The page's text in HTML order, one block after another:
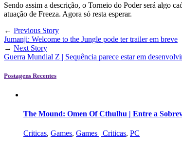
Sendo assim a descrição, o Torneio do Poder será algo
atuação de Freeza. Agora só resta esperar.
← Previous Story
Jumanji: Welcome to the Jungle pode ter trailer em breve
→ Next Story
Guerra Mundial Z | Sequência parece estar em
Postagens Recentes
The Mound: Omen Of Cthulhu | Entre a
Criticas, Games, Games | Criticas, PC